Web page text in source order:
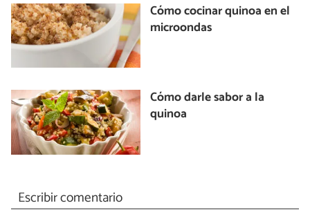
Cómo cocinar quinoa en el
microondas
Cómo darle sabor a la
quinoa
Escribir comentario